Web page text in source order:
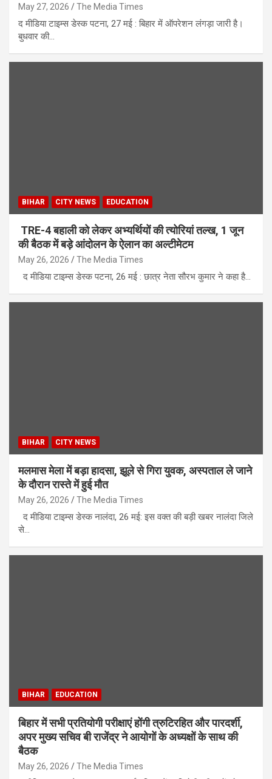
May 27, 2026 The Media Times
द मीडिया टाइम्स डेस्क पटना, 27 मई : बिहार में ऑपरेशन लंगड़ा जारी है।
बुधवार की…
BIHAR CITY NEWS EDUCATION
TRE-4 बहाली को लेकर अभ्यर्थियों की त्योरियां तल्ख, 1 जून
की बैठक में बड़े आंदोलन के ऐलान का अल्टीमेटम
May 26, 2026 The Media Times
द मीडिया टाइम्स डेस्क पटना, 26 मई : छात्र नेता सौरभ कुमार ने कहा है…
BIHAR CITY NEWS
मलमास मेला में बड़ा हादसा, झूले से गिरा युवक, अस्पताल ले जाने
के दौरान रास्ते में हुई मौत
May 26, 2026 The Media Times
द मीडिया टाइम्स डेस्क नालंदा, 26 मई: इस वक्त की बड़ी खबर नालंदा जिले
से…
BIHAR EDUCATION
बिहार में सभी प्रतियोगी परीक्षाएं होंगी त्रुटिरहित और पारदर्शी,
अपर मुख्य सचिव बी राजेंद्र ने आयोगों के अध्यक्षों के साथ की
बैठक
May 26, 2026 The Media Times